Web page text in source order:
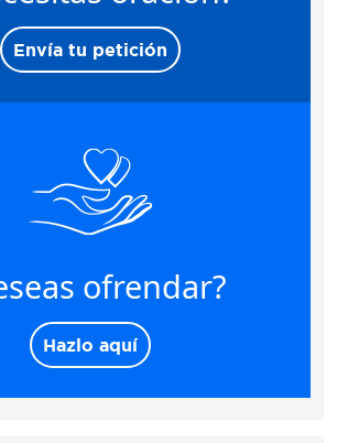
Envía tu petición
ofrendar?
Hazlo aquí